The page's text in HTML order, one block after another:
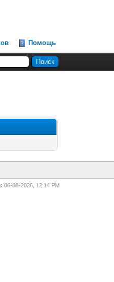
Помощь
06-08-2026, 12:14 PM